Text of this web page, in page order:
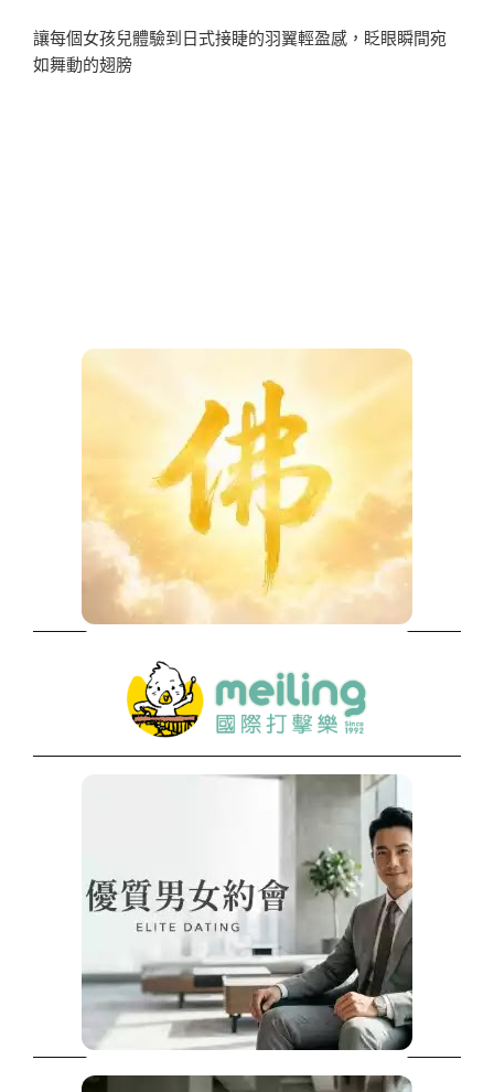
讓每個女孩兒體驗到日式接睫的羽翼輕盈感，眨眼瞬間宛
如舞動的翅膀